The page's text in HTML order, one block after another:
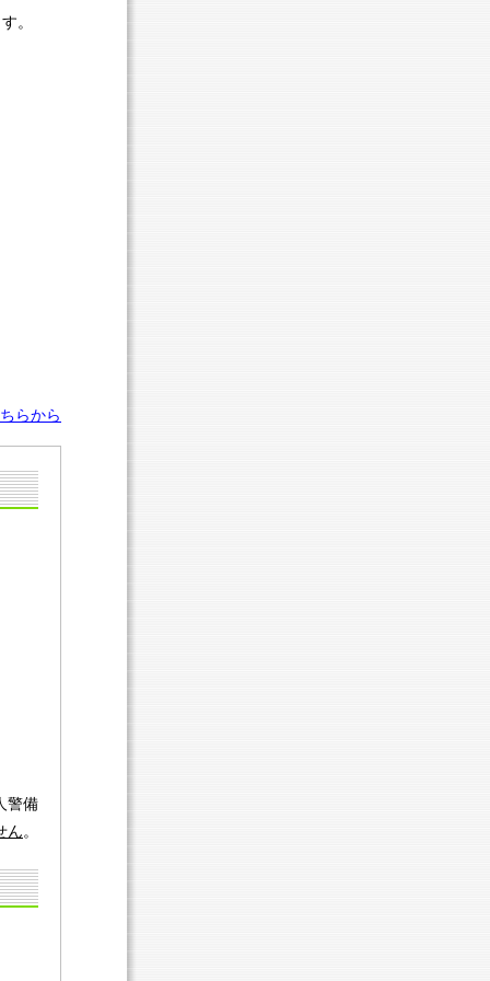
。
らから
警備
ん。